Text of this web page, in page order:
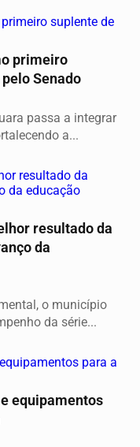
primeiro
Senado
passa a integrar
a...
resultado da
da
o município
da série...
equipamentos